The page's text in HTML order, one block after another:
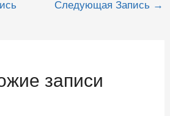
Следующая Запись →
записи